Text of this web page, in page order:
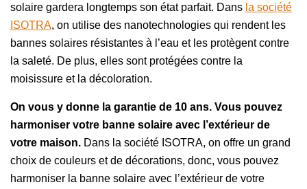
solaire gardera longtemps son état parfait. Dans la société
ISOTRA, on utilise des nanotechnologies qui rendent les
bannes solaires résistantes à l’eau et les protègent contre
la saleté. De plus, elles sont protégées contre la
moisissure et la décoloration.
On vous y donne la garantie de 10 ans. Vous pouvez
harmoniser votre banne solaire avec l’extérieur de
votre maison. Dans la société ISOTRA, on offre un grand
choix de couleurs et de décorations, donc, vous pouvez
harmoniser la banne solaire avec l’extérieur de votre